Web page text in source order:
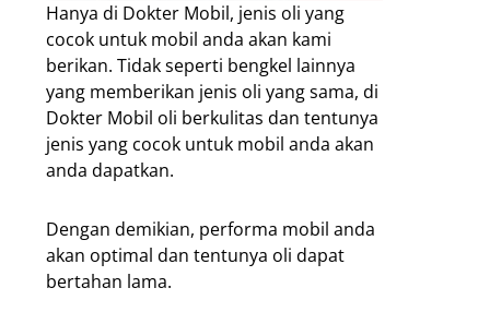
Hanya di Dokter Mobil, jenis oli yang
cocok untuk mobil anda akan kami
berikan. Tidak seperti bengkel lainnya
yang memberikan jenis oli yang sama, di
Dokter Mobil oli berkulitas dan tentunya
jenis yang cocok untuk mobil anda akan
anda dapatkan.
Dengan demikian, performa mobil anda
akan optimal dan tentunya oli dapat
bertahan lama.